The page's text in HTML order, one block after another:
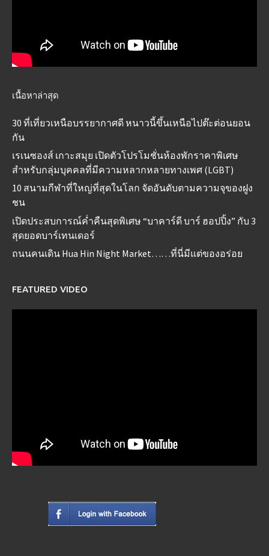
เนื้อหาล่าสุด
30 ที่เที่ยวเหนือบรรยากาศดี หนาวนี้ขึ้นเหนือไปต๊ะต่อนยอน
กัน
เรเนซองส์ เกาะสมุย เปิดตัวโปรโมชั่นห้องพักราคาพิเศษ
สำหรับกลุ่มบุคคลที่มีความหลากหลายทางเพศ (LGBT)
10 สนามกีฬาที่ใหญ่ที่สุดในโลก จัดอันดับตามความจุของฝูง
ชน
เปิดประสบการณ์ค่ำคืนสุดพิเศษ “บาคาร์ดี บาร์ ฮอปปิ้ง” กับ 3
สุดยอดบาร์เทนเดอร์
ถนนคนเดิน Hua Hin Night Market……ที่นี่มีแต่ของอร่อย
FEATURED VIDEO